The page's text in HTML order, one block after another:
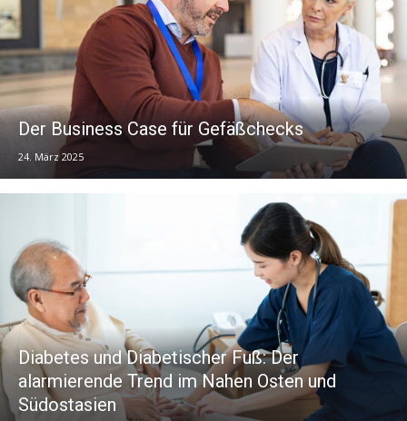
Der Business Case für Gefäßchecks
24. März 2025
Diabetes und Diabetischer Fuß: Der
alarmierende Trend im Nahen Osten und
Südostasien